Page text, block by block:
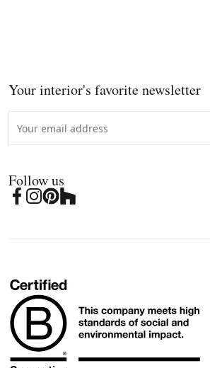
Your interior's favorite newsletter
Follow us